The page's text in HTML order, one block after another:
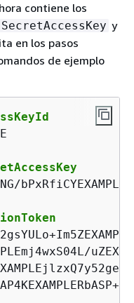
contiene los
SecretAccessKey y
en los pasos
de ejemplo